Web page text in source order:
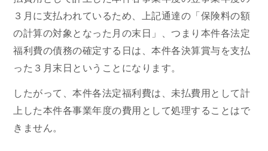
３月に支払われているため、上記通達の「保険料の額
の計算の対象となった月の末日」、つまり本件各法定
福利費の債務の確定する日は、本件各決算賞与を支払
った３月末日ということになります。
したがって、本件各法定福利費は、未払費用として計
上した本件各事業年度の費用として処理することはで
きません。